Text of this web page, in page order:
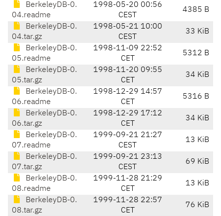
BerkeleyDB-0.
04.readme
1998-05-20 00:56
CEST
4385 B
BerkeleyDB-0.
04.tar.gz
1998-05-21 10:00
CEST
33 KiB
BerkeleyDB-0.
05.readme
1998-11-09 22:52
CET
5312 B
BerkeleyDB-0.
05.tar.gz
1998-11-20 09:55
CET
34 KiB
BerkeleyDB-0.
06.readme
1998-12-29 14:57
CET
5316 B
BerkeleyDB-0.
06.tar.gz
1998-12-29 17:12
CET
34 KiB
BerkeleyDB-0.
07.readme
1999-09-21 21:27
CEST
13 KiB
BerkeleyDB-0.
07.tar.gz
1999-09-21 23:13
CEST
69 KiB
BerkeleyDB-0.
08.readme
1999-11-28 21:29
CET
13 KiB
BerkeleyDB-0.
08.tar.gz
1999-11-28 22:57
CET
76 KiB